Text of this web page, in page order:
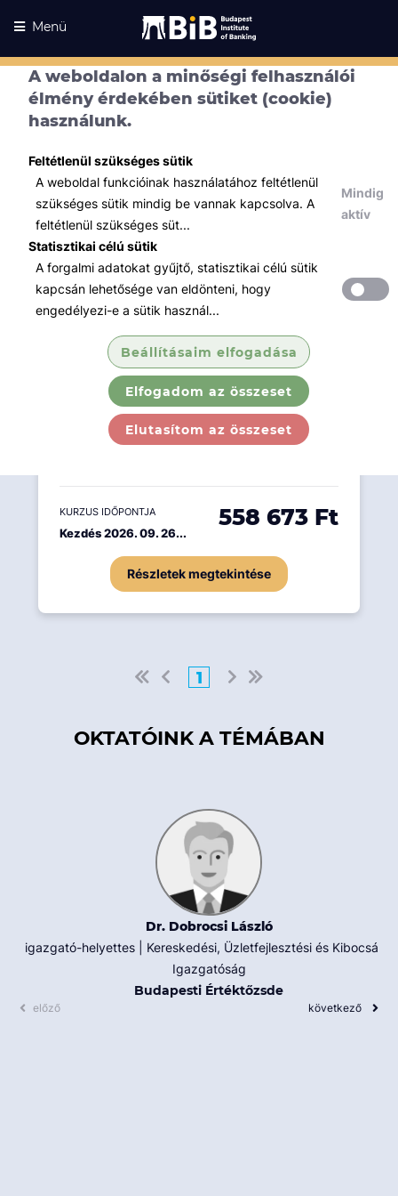
A weboldalon a minőségi felhasználói
élmény érdekében sütiket (cookie)
használunk.
Feltétlenül szükséges sütik
A weboldal funkcióinak használatához feltétlenül
szükséges sütik mindig be vannak kapcsolva. A
feltétlenül szükséges süt...
Mindig
aktív
Statisztikai célú sütik
A forgalmi adatokat gyűjtő, statisztikai célú sütik
kapcsán lehetősége van eldönteni, hogy
engedélyezi-e a sütik használ...
Beállításaim elfogadása
Elfogadom az összeset
Elutasítom az összeset
Menü
Kurzusaink Kurzusaink
Minden témában
Összes
Tőzsde / Tőkepiac / Befektetés
Tőzsdei szakvizsga felkészítő
tanfolyam (B...
Megismertetjük 4 képzési részen keresztül
az értékpapírpiaccal kapcsolatos
legfontosabb fogalmakat, szabályokat,
KURZUS IDŐPONTJA
Kezdés 2026. 09. 26...
558 673 Ft
Részletek megtekintése
1
OKTATÓINK A TÉMÁBAN
Dr. Dobrocsi László
igazgató-helyettes | Kereskedési, Üzletfejlesztési és Kibocsátói
Igazgatóság
Budapesti Értéktőzsde
előző következő